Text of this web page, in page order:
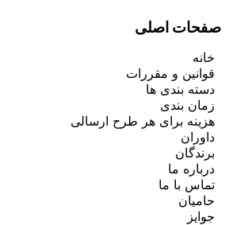
صفحات اصلی
خانه
قوانین و مقررات
دسته بندی ها
زمان بندی
هزینه برای هر طرح ارسالی
داوران
برندگان
درباره ما
تماس با ما
حامیان
جوایز